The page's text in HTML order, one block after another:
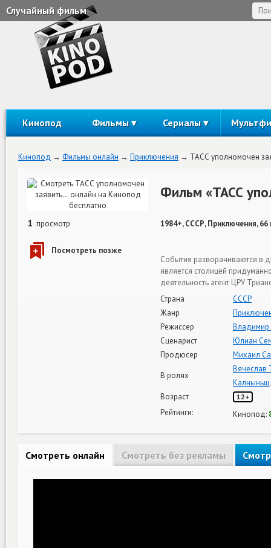
Случайный фильм
Кинопод Фильмы Сериалы
Кинопод Фильмы онлайн Приключения ТАСС уполномочен
1 просмотр
Фильм «ТАСС
1984+, СССР, Приключения, 66
События разворачиваются в
является столицей
деятельность агент ЦРУ
Страна
СССР
Жанр
Режиссер
Сценарист
Юлиан
Продюсер
Михаил
В ролях
Вячеслав
Калныньш
Возраст
12+
Рейтинги: Кинопод:
Смотреть онлайн Смотреть без рекламы